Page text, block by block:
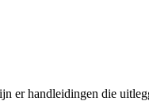
er handleidingen die